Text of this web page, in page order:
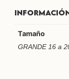
Tamaño
GRANDE 16 a